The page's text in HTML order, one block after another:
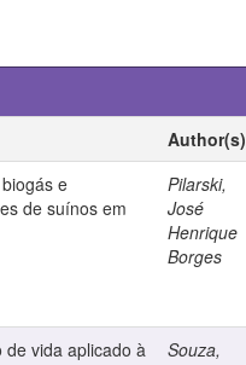
Author(s)
e
de suínos em
Pilarski,
José
Henrique
Borges
de vida aplicado à
Souza,